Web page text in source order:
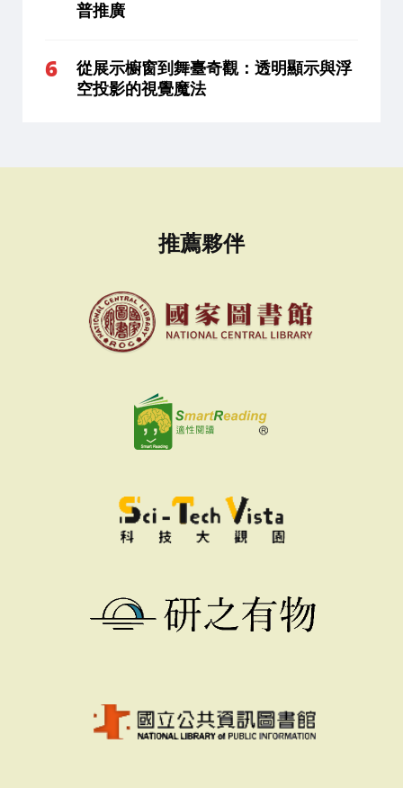
普推廣
從展示櫥窗到舞臺奇觀：透明顯示與浮
空投影的視覺魔法
推薦夥伴